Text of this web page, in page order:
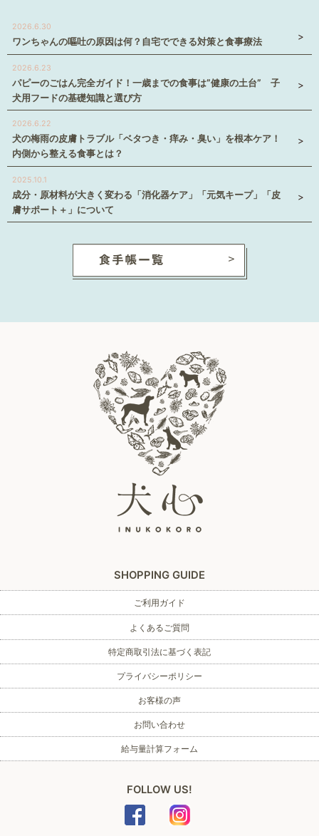
2026.6.30
ワンちゃんの嘔吐の原因は何？自宅でできる対策と食事療法
2026.6.23
パピーのごはん完全ガイド！一歳までの食事は”健康の土台” 子
犬用フードの基礎知識と選び方
2026.6.22
犬の梅雨の皮膚トラブル「ベタつき・痒み・臭い」を根本ケア！
内側から整える食事とは？
2025.10.1
成分・原材料が大きく変わる「消化器ケア」「元気キープ」「皮
膚サポート＋」について
SHOPPING GUIDE
ご利用ガイド
よくあるご質問
特定商取引法に基づく表記
プライバシーポリシー
お客様の声
お問い合わせ
給与量計算フォーム
FOLLOW US!